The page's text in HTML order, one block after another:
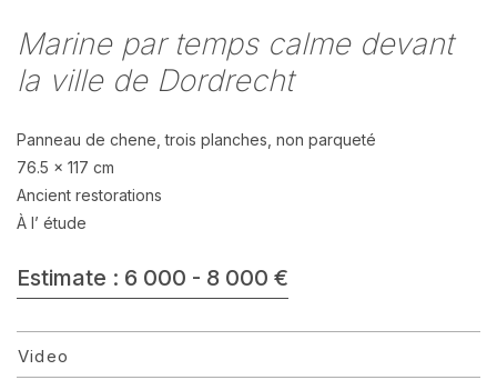
Marine par temps calme devant
la ville de Dordrecht
Panneau de chene, trois planches, non parqueté
76.5 x 117 cm
Ancient restorations
À l’ étude
Estimate : 6 000 - 8 000 €
Video